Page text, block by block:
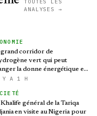
TOUTES LES
ANALYSES →
corridor de
vert qui peut
la donne énergétique en
A 1 H
général de la Tariqa
en visite au Nigeria pour